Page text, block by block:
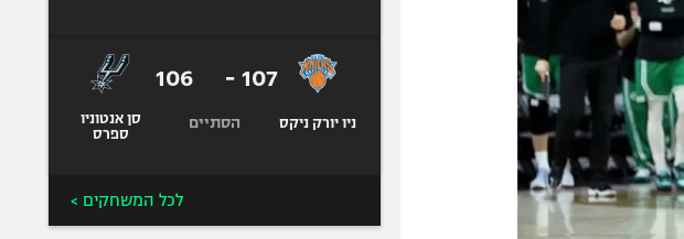
ניו יורק ניקס
107
-
106
הסתיים
סן אנטוניו
ספרס
לכל המשחקים >